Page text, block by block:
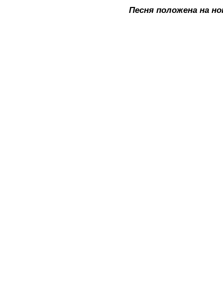
Песня положена на